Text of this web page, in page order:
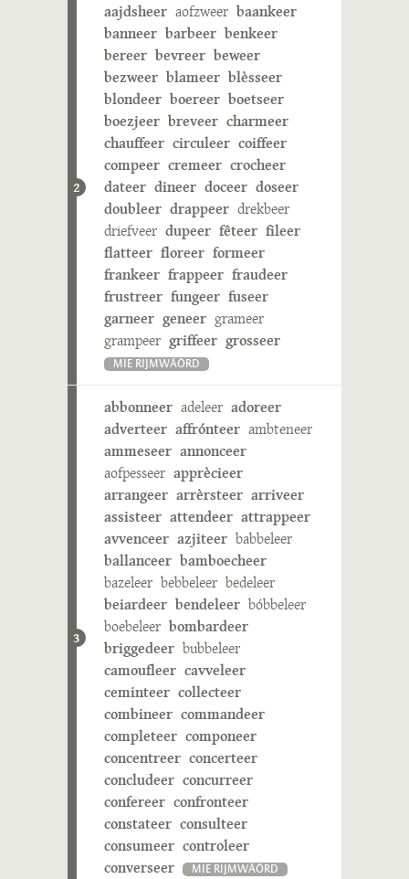
2
aajdsheer aofzweer baankeer
banneer barbeer benkeer
bereer bevreer beweer
bezweer blameer blèsseer
blondeer boereer boetseer
boezjeer breveer charmeer
chauffeer circuleer coiffeer
compeer cremeer crocheer
dateer dineer doceer doseer
doubleer drappeer drekbeer
driefveer dupeer fêteer fileer
flatteer floreer formeer
frankeer frappeer fraudeer
frustreer fungeer fuseer
garneer geneer grameer
grampeer griffeer grosseer
MIE RIJMWÄÖRD
3
abbonneer adeleer adoreer
adverteer affrónteer ambteneer
ammeseer annonceer
aofpesseer apprècieer
arrangeer arrèrsteer arriveer
assisteer attendeer attrappeer
avvenceer azjiteer babbeleer
ballanceer bamboecheer
bazeleer bebbeleer bedeleer
beiardeer bendeleer bóbbeleer
boebeleer bombardeer
briggedeer bubbeleer
camoufleer cavveleer
ceminteer collecteer
combineer commandeer
completeer componeer
concentreer concerteer
concludeer concurreer
confereer confronteer
constateer consulteer
consumeer controleer
converseer
MIE RIJMWÄÖRD